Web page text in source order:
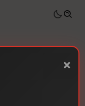
×